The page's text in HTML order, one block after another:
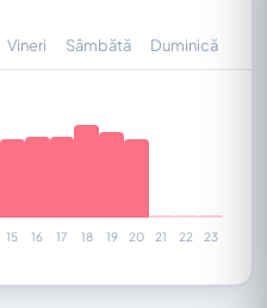
Vineri Sâmbătă Duminică
15 16 17 18 19 20 21 22 23